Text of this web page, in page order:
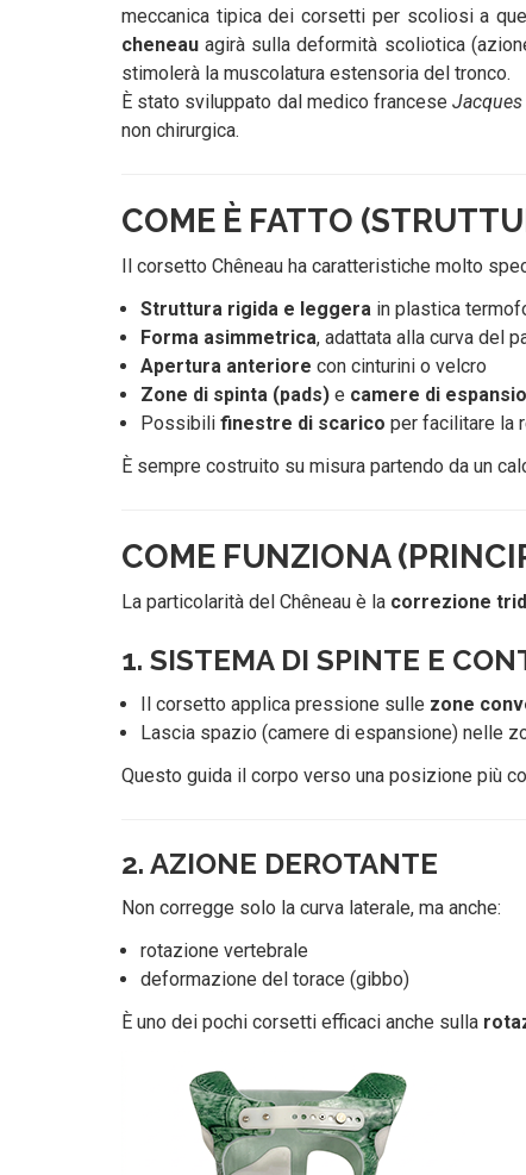
meccanica tipica dei corsetti per scoliosi a
cheneauagirà sulla deformità scoliotica
stimolerà la muscolatura estensoria del tronco.
È stato sviluppato dal medico franceseJacques
non chirurgica.
COME È FATTO
Il corsetto Chêneau ha caratteristiche molto
Struttura rigida e leggera in plastica
Forma asimmetrica, adattata alla curva del
Apertura anteriore con cinturini o velcro
Zone di spinta (pads) e camere di
Possibili finestre di scarico per facilitare la
È sempre costruito su misura partendo da un
COME FUNZIONA
La particolarità del Chêneau è la correzione
1. SISTEMA DI SPINTE E
Il corsetto applica pressione sulle zone
Lascia spazio (camere di espansione) nelle
Questo guida il corpo verso una posizione più
2. AZIONE DEROTANTE
Non corregge solo la curva laterale, ma anche:
rotazione vertebrale
deformazione del torace (gibbo)
È uno dei pochi corsetti efficaci anche sulla